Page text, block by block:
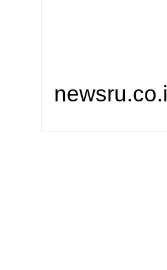
newsru.co.il